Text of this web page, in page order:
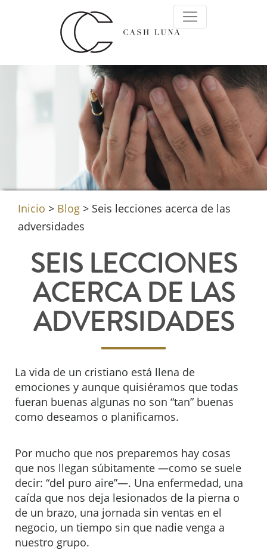
Inicio > Blog > Seis lecciones acerca de las
adversidades
SEIS LECCIONES
ACERCA DE LAS
ADVERSIDADES
La vida de un cristiano está llena de
emociones y aunque quisiéramos que todas
fueran buenas algunas no son “tan” buenas
como deseamos o planificamos.
Por mucho que nos preparemos hay cosas
que nos llegan súbitamente —como se suele
decir: “del puro aire”—. Una enfermedad, una
caída que nos deja lesionados de la pierna o
de un brazo, una jornada sin ventas en el
negocio, un tiempo sin que nadie venga a
nuestro grupo.